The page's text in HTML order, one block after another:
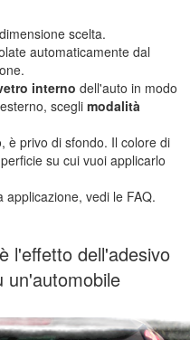
scelta.
automaticamente dal
interno dell'auto in modo
sceglimodalità
è privo di sfondo. Il colore di
su cui vuoi applicarlo
vedi le FAQ.
l'effetto dell'adesivo